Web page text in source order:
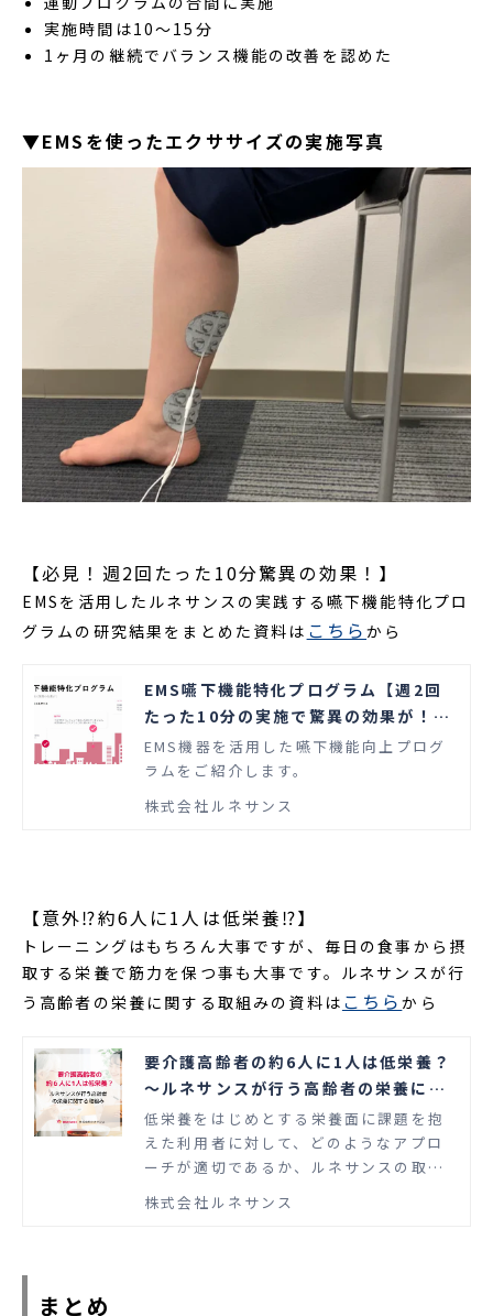
実施時間は10～15分
1ヶ月の継続でバランス機能の改善を認めた
▼EMSを使ったエクササイズの実施写真
【必見！週2回たった10分驚異の効果！】
EMSを活用したルネサンスの実践する嚥下機能特化プロ
グラムの研究結果をまとめた資料は こちらから
EMS嚥下機能特化プログラム【週2回
たった10分の実施で驚異の効果が！】
｜株式会社ルネサンス
EMS機器を活用した嚥下機能向上プログ
ラムをご紹介します。
株式会社ルネサンス
【意外⁉約6人に1人は低栄養⁉】
トレーニングはもちろん大事ですが、毎日の食事から摂
取する栄養で筋力を保つ事も大事です。ルネサンスが行
う高齢者の栄養に関する取組みの資料は こちらから
要介護高齢者の約6人に1人は低栄養？
〜ルネサンスが行う高齢者の栄養に関
する取組み〜
低栄養をはじめとする栄養面に課題を抱
えた利用者に対して、どのようなアプロ
ーチが適切であるか、ルネサンスの取組
み事例と合わせて解説した資料です。
株式会社ルネサンス
まとめ